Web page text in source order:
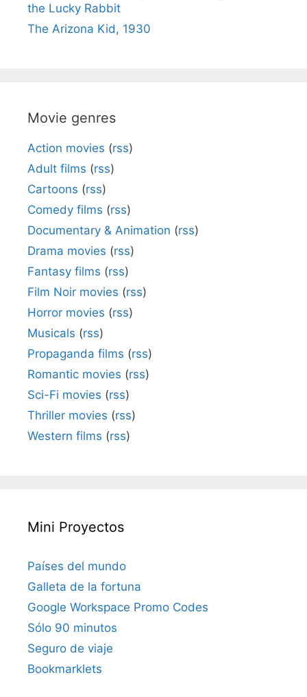
the Lucky Rabbit
The Arizona Kid, 1930
Movie genres
Action movies (rss)
Adult films (rss)
Cartoons (rss)
Comedy films (rss)
Documentary & Animation (rss)
Drama movies (rss)
Fantasy films (rss)
Film Noir movies (rss)
Horror movies (rss)
Musicals (rss)
Propaganda films (rss)
Romantic movies (rss)
Sci-Fi movies (rss)
Thriller movies (rss)
Western films (rss)
Mini Proyectos
Países del mundo
Galleta de la fortuna
Google Workspace Promo Codes
Sólo 90 minutos
Seguro de viaje
Bookmarklets